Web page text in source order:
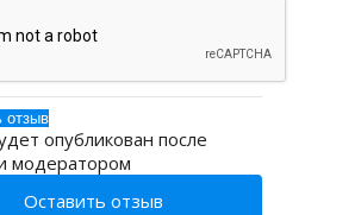
опубликован после
модератором
Оставить отзыв